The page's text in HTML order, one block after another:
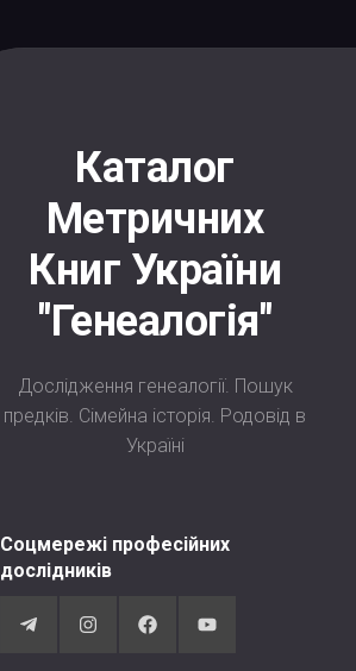
Каталог
Метричних
Книг України
"Генеалогія"
Дослідження генеалогії. Пошук
предків. Сімейна історія. Родовід в
Україні
Соцмережі професійних
дослідників